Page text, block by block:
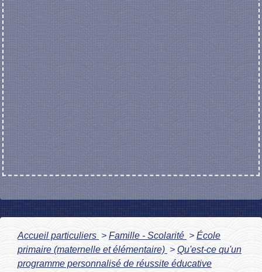
Accueil particuliers > Famille - Scolarité > École
primaire (maternelle et élémentaire) > Qu'est-ce qu'un
programme personnalisé de réussite éducative